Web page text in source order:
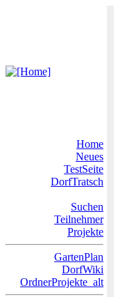
Home
Neues
TestSeite
DorfTratsch
Suchen
Teilnehmer
Projekte
GartenPlan
DorfWiki
OrdnerProjekte_alt